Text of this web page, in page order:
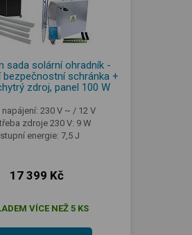
sada solární ohradník -
bezpečnostní schránka +
zdroj, panel 100 W
230 V ~ / 12 V
zdroje 230 V: 9 W
energie: 7,5 J
17 399 Kč
VÍCE NEŽ 5 KS